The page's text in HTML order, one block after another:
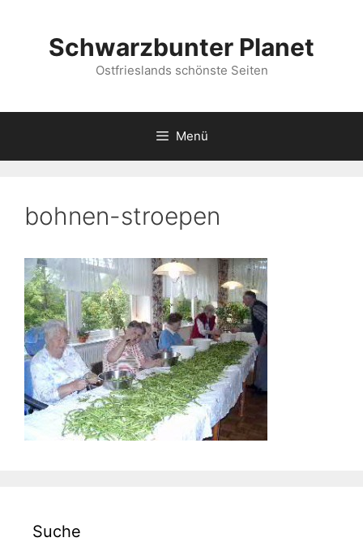
springenSchwarzbunter Planet
Ostfrieslands schönste Seiten
Menü
bohnen-stroepen
Suche